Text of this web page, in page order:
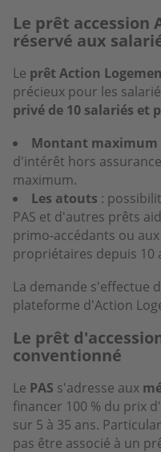
Le prêt accession
réservé aux
Le prêt Action
précieux pour les
privé de 10 salariés et
Montant maximum
d'intérêt hors
maximum.
Les atouts :
PAS et d'autres prêts
primo-accédants ou
propriétaires depuis 10
La demande s'effectue
plateforme d'Action
Le prêt
conventionné
Le PAS s'adresse aux
financer 100 % du prix
sur 5 à 35 ans.
pas être associé à un